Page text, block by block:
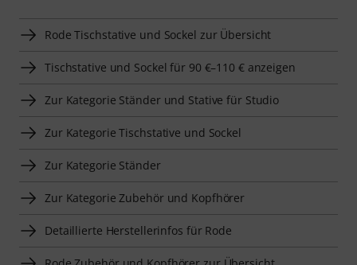
Rode Tischstative und Sockel zur Übersicht
Tischstative und Sockel für 90 €–110 € anzeigen
Zur Kategorie Ständer und Stative für Studio
Zur Kategorie Tischstative und Sockel
Zur Kategorie Ständer
Zur Kategorie Zubehör und Kopfhörer
Detaillierte Herstellerinfos für Rode